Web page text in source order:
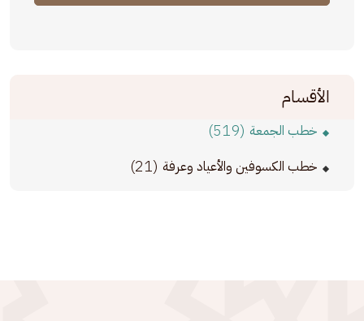
الأقسام
خطب الجمعة (519)
خطب الكسوفين والأعياد وعرفة (21)